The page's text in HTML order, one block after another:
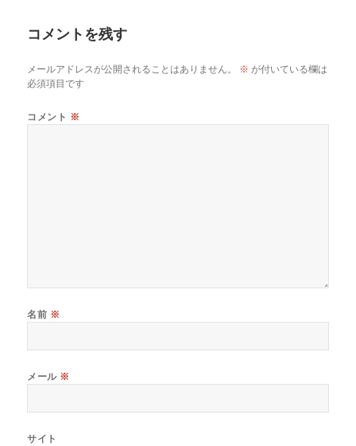
コメントを残す
メールアドレスが公開されることはありません。 ※ が付いている欄は
必須項目です
コメント ※
名前 ※
メール ※
サイト